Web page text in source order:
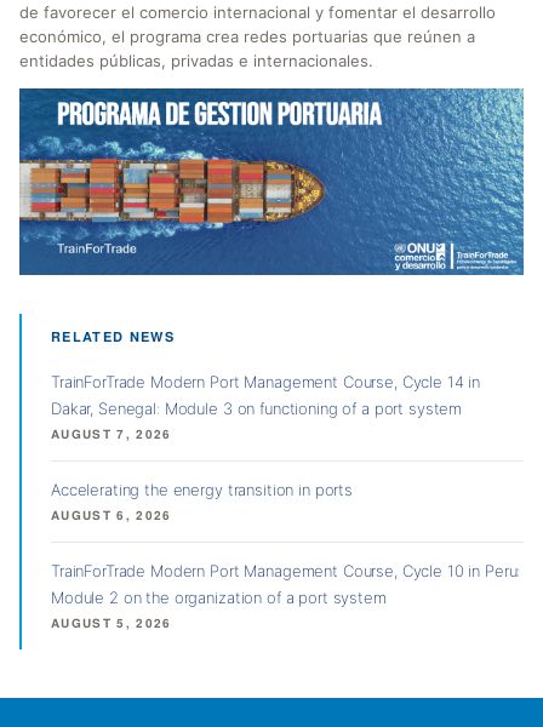
de favorecer el comercio internacional y fomentar el desarrollo
económico, el programa crea redes portuarias que reúnen a
entidades públicas, privadas e internacionales.
RELATED NEWS
TrainForTrade Modern Port Management Course, Cycle 14 in
Dakar, Senegal: Module 3 on functioning of a port system
AUGUST 7, 2026
Accelerating the energy transition in ports
AUGUST 6, 2026
TrainForTrade Modern Port Management Course, Cycle 10 in Peru:
Module 2 on the organization of a port system
AUGUST 5, 2026